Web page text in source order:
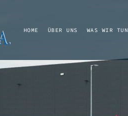
HOME ÜBER UNS WAS WIR TUN